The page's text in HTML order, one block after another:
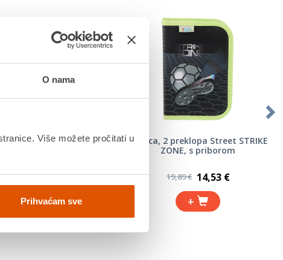
O nama
Više možete pročitati u
Prihvaćam sve
1/10, 12 ml, KARBON, alu
5,99 € 4,50 €
+
Pernica, 2 preklopa Street STRIKE
ZONE, s priborom
19,89 € 14,53 €
+